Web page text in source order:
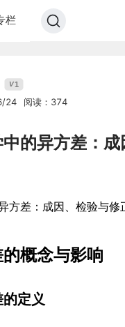
栏
V1
24 阅读：374
的异方差：
方差：成因、检验与修
概念与影响
的定义